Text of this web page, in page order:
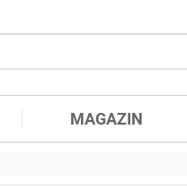
MAGAZIN